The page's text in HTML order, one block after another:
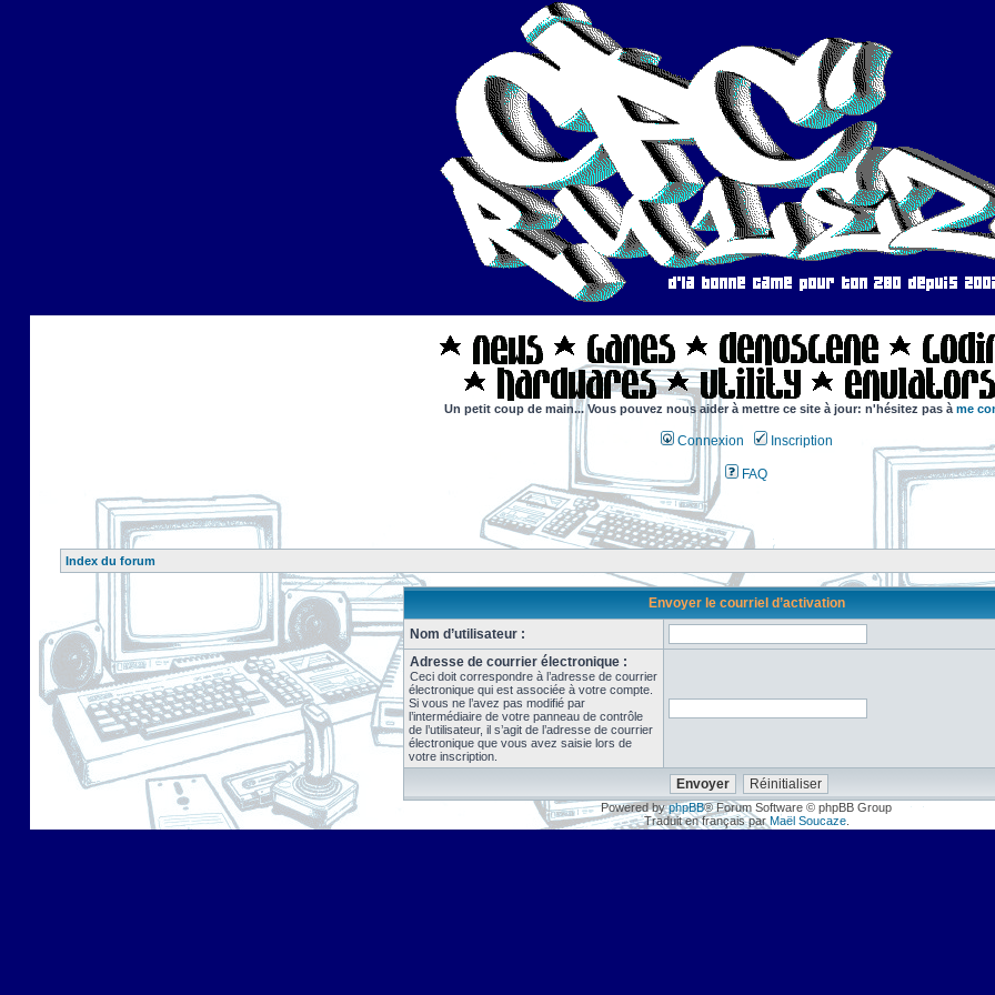
Un petit coup de main... Vous pouvez nous aider à mettre ce site à jour: n'hésitez pas à me
Connexion Inscription
FAQ
Index du forum
Envoyer le courriel d’activation
Nom d’utilisateur :
Adresse de courrier électronique :
Ceci doit correspondre à l’adresse de courrier
électronique qui est associée à votre compte.
Si vous ne l’avez pas modifié par
l’intermédiaire de votre panneau de contrôle
de l’utilisateur, il s’agit de l’adresse de courrier
électronique que vous avez saisie lors de
votre inscription.
Powered byphpBB® Forum Software © phpBB Group
Traduit en français par Maël Soucaze.